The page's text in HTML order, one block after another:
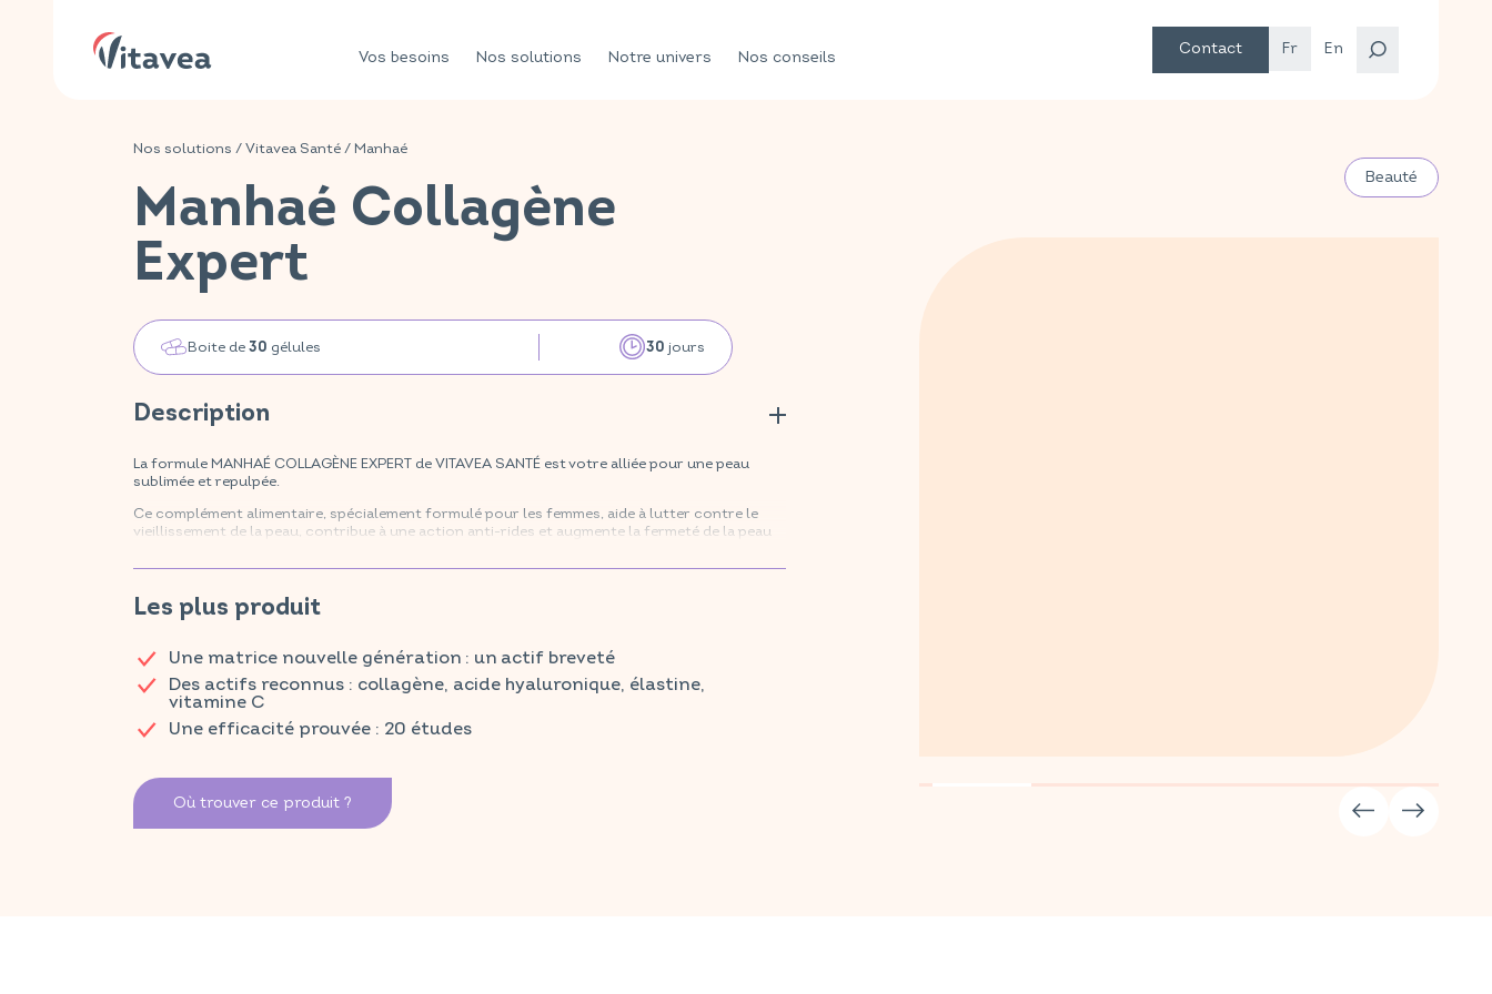
Vos besoins Nos solutions Notre univers Nos conseils Contact Fr En
Nos solutions /Vitavea Santé/ Manhaé
Manhaé Collagène
Expert
Boite de 30 gélules 30 jours
Description
La formule MANHAÉ COLLAGÈNE EXPERT de VITAVEA SANTÉ est votre alliée pour une peau
sublimée et repulpée.
Ce complément alimentaire, spécialement formulé pour les femmes, aide à lutter contre le
vieillissement de la peau, contribue à une action anti-rides et augmente la fermeté de la peau
vitamine E.
Retrouvez vos produits VITAVEA SANTÉ dans votre pharmacie et parapharmacie habituelles.
Les plus produit
Une matrice nouvelle génération : un actif breveté
Des actifs reconnus : collagène, acide hyaluronique, élastine,
vitamine C
Une efficacité prouvée : 20 études
Où trouver ce produit ?
Beauté